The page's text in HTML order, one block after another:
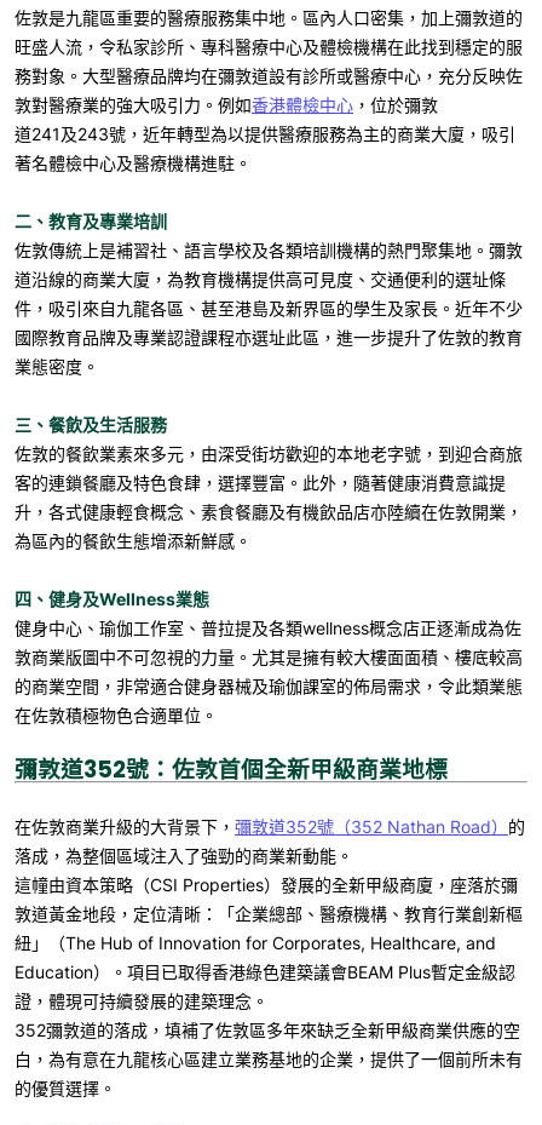
佐敦是九龍區重要的醫療服務集中地。區內人口密集，加上彌敦道的
旺盛人流，令私家診所、專科醫療中心及體檢機構在此找到穩定的服
務對象。大型醫療品牌均在彌敦道設有診所或醫療中心，充分反映佐
敦對醫療業的強大吸引力。例如香港體檢中心 ，位於彌敦
道241及243號，近年轉型為以提供醫療服務為主的商業大廈，吸引
著名體檢中心及醫療機構進駐。
二、教育及專業培訓
佐敦傳統上是補習社、語言學校及各類培訓機構的熱門聚集地。彌敦
道沿線的商業大廈，為教育機構提供高可見度、交通便利的選址條
件，吸引來自九龍各區、甚至港島及新界區的學生及家長。近年不少
國際教育品牌及專業認證課程亦選址此區，進一步提升了佐敦的教育
業態密度。
三、餐飲及生活服務
佐敦的餐飲業素來多元，由深受街坊歡迎的本地老字號，到迎合商旅
客的連鎖餐廳及特色食肆，選擇豐富。此外，隨著健康消費意識提
升，各式健康輕食概念、素食餐廳及有機飲品店亦陸續在佐敦開業，
為區內的餐飲生態增添新鮮感。
四、健身及Wellness業態
健身中心、瑜伽工作室、普拉提及各類wellness概念店正逐漸成為佐
敦商業版圖中不可忽視的力量。尤其是擁有較大樓面面積、樓底較高
的商業空間，非常適合健身器械及瑜伽課室的佈局需求，令此類業態
在佐敦積極物色合適單位。
彌敦道352號：佐敦首個全新甲級商業地標
在佐敦商業升級的大背景下， 彌敦道352號（352 Nathan Road） 的
落成，為整個區域注入了強勁的商業新動能。
這幢由資本策略（CSI Properties）發展的全新甲級商廈，座落於彌
敦道黃金地段，定位清晰：「企業總部、醫療機構、教育行業創新樞
紐」（The Hub of Innovation for Corporates, Healthcare, and
Education）。項目已取得香港綠色建築議會BEAM Plus暫定金級認
證，體現可持續發展的建築理念。
352彌敦道的落成，填補了佐敦區多年來缺乏全新甲級商業供應的空
白，為有意在九龍核心區建立業務基地的企業，提供了一個前所未有
的優質選擇。